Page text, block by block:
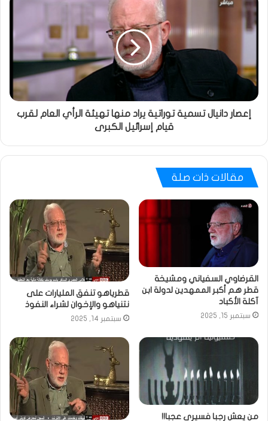
إعصار دانيال تسمية توراتية يراد منها تهيئة الرأي العام لقرب
قيام إسرائيل الكبرى
مقالات ذات صلة
القرضاوي السفياني ومشيخة
قطر هم أكبر الممهدين لدولة ابن
آكلة الأكباد
سبتمبر 15, 2025
قطرياهو تنفق المليارات على
نتنياهو والإخوان لشراء النفوذ
سبتمبر 14, 2025
من يعش رجبا فسيرى عجبا!!